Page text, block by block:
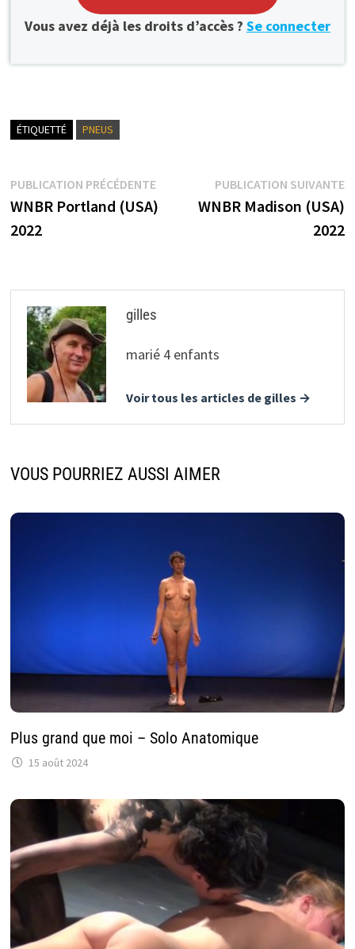
Vous avez déjà les droits d’accès ? Se connecter
ÉTIQUETTÉ PNEUS
Navigation
de
PUBLICATION PRÉCÉDENTEPublication
précédente :
WNBR Portland (USA)
2022
PUBLICATION SUIVANTE
WNBR Madison (USA)
2022
gilles
marié 4 enfants
Voir tous les articles de gilles →
VOUS POURRIEZ AUSSI AIMER
Plus grand que moi – Solo Anatomique
15 août 2024